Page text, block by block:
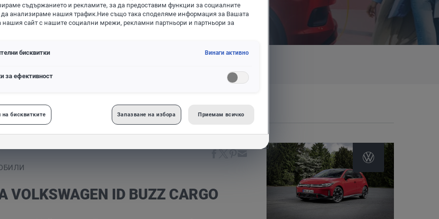
за налични резервни
желания модел
ID Buzz Cargo
ID BUZZ CARGO
съдържанието и рекламите, за да предоставим функции за социалните
анализираме нашия трафик.Ние също така споделяме информация за Вашата
нашия сайт с нашите социални мрежи, рекламни партньори и партньори за
бисквитки Винаги активно
за ефективност
бисквитките Запазване на избора Приемам всичко